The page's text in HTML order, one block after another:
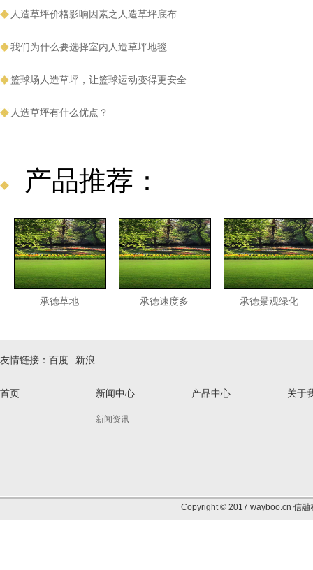
人造草坪价格影响因素之人造草坪底布
我们为什么要选择室内人造草坪地毯
篮球场人造草坪，让篮球运动变得更安全
人造草坪有什么优点？
产品推荐：
承德草地 承德速度多 承德景观绿化
友情链接： 百度 新浪
首页 新闻中心
新闻资讯
产品中心 关于
Copyright © 2017 wayboo.cn 信